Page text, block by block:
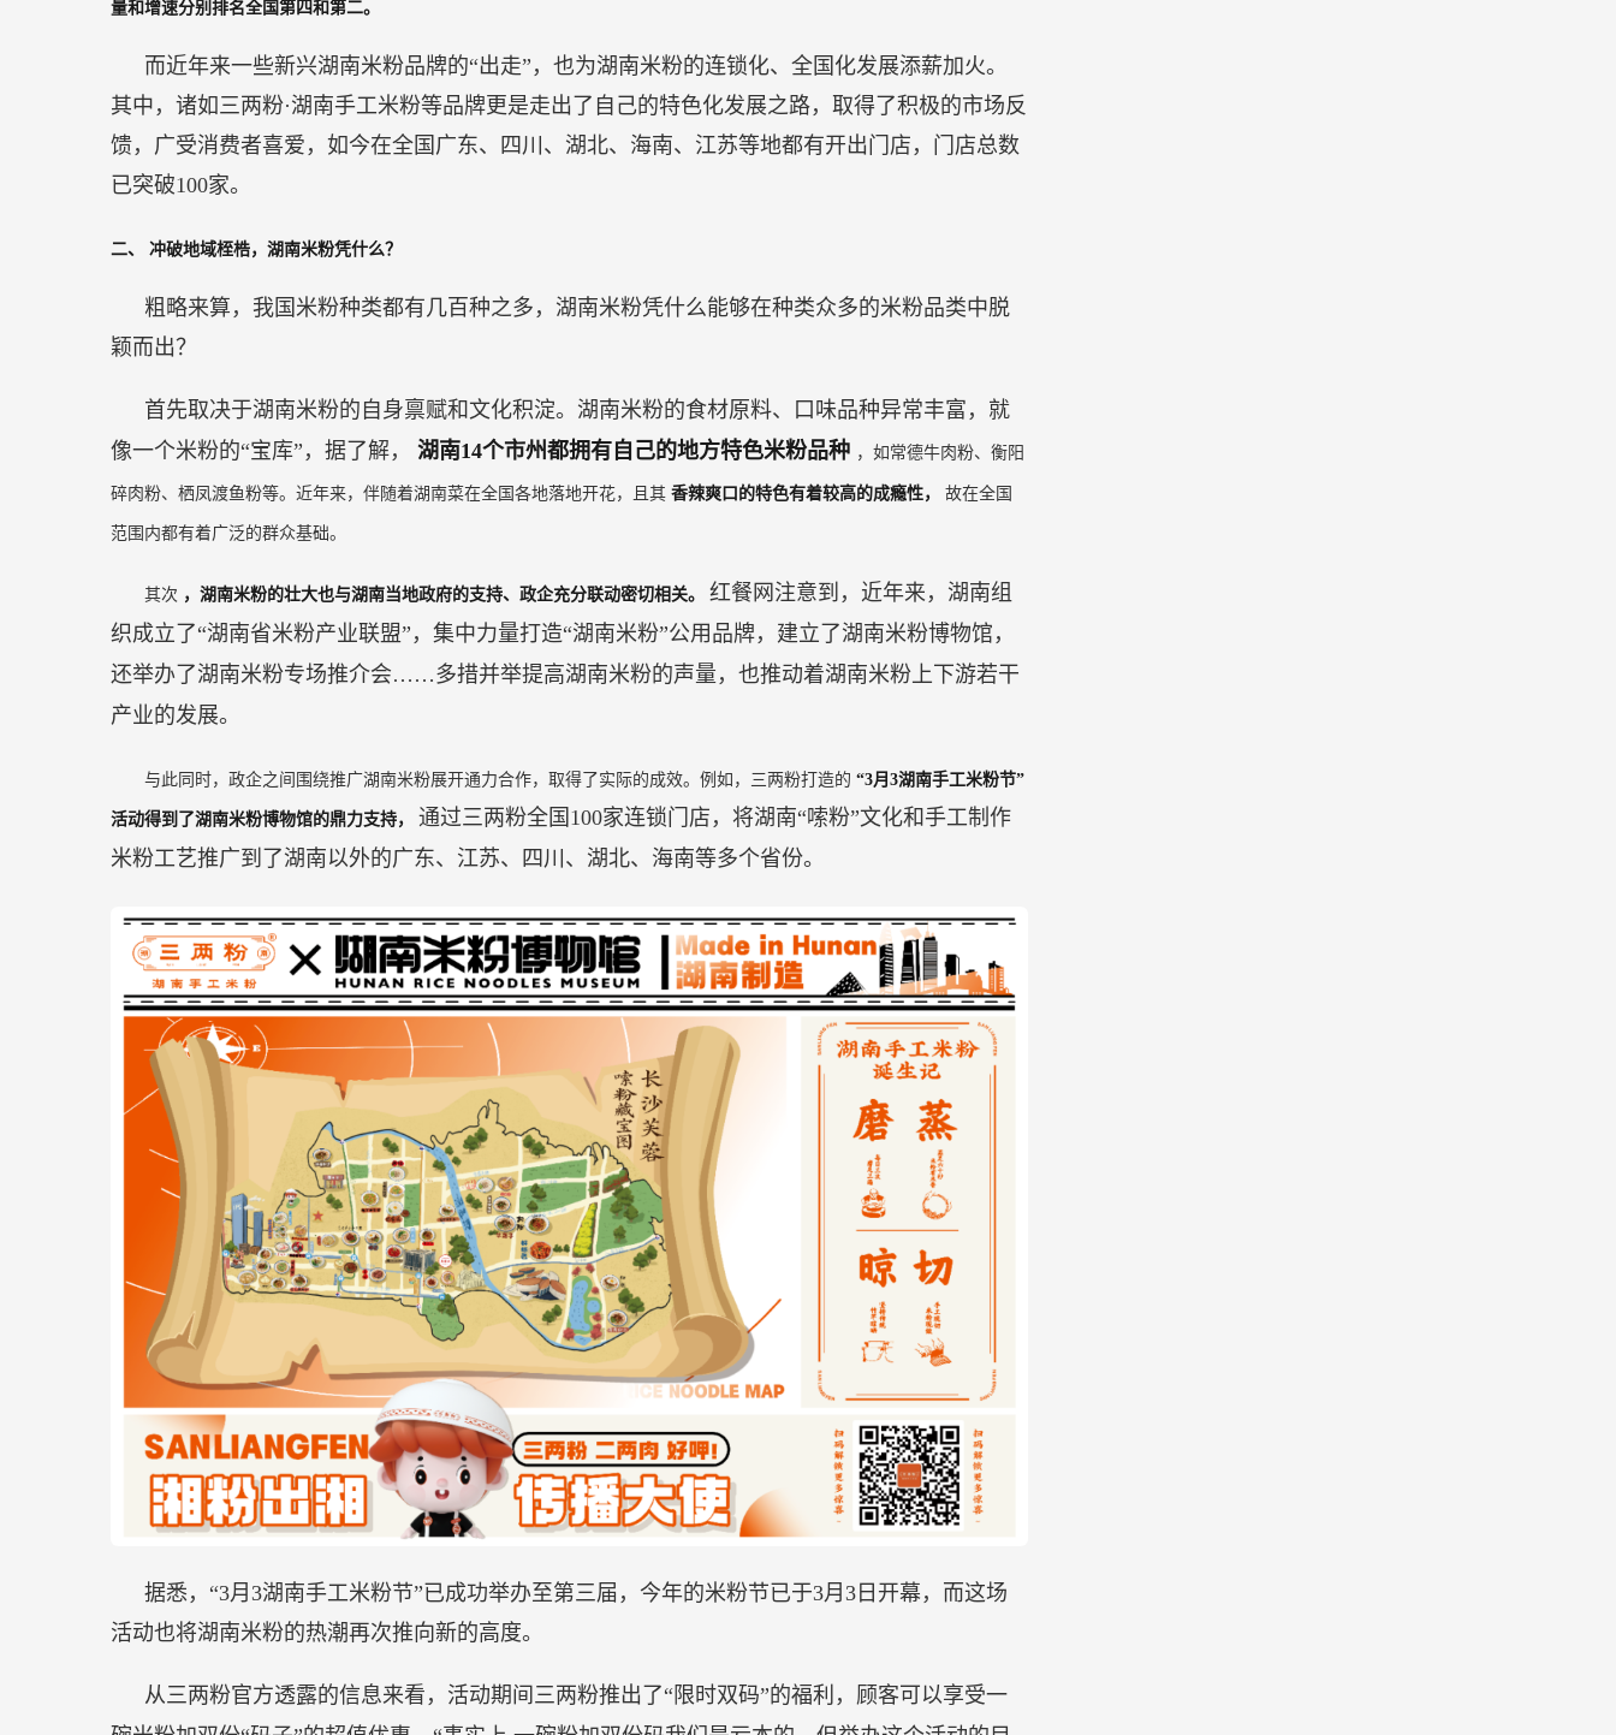
量和增速分别排名全国第四和第二。
而近年来一些新兴湖南米粉品牌的“出走”，也为湖南米粉的连锁化、全国化发展添薪加火。
其中，诸如三两粉·湖南手工米粉等品牌更是走出了自己的特色化发展之路，取得了积极的市场反
馈，广受消费者喜爱，如今在全国广东、四川、湖北、海南、江苏等地都有开出门店，门店总数
已突破100家。
二、 冲破地域桎梏，湖南米粉凭什么？
粗略来算，我国米粉种类都有几百种之多，湖南米粉凭什么能够在种类众多的米粉品类中脱
颖而出？
首先取决于湖南米粉的自身禀赋和文化积淀。湖南米粉的食材原料、口味品种异常丰富，就
像一个米粉的“宝库”，据了解， 湖南14个市州都拥有自己的地方特色米粉品种 ，如常德牛肉粉、衡阳
碎肉粉、栖凤渡鱼粉等。近年来，伴随着湖南菜在全国各地落地开花，且其 香辣爽口的特色有着较高的成瘾性， 故在全国
范围内都有着广泛的群众基础。
其次 ，湖南米粉的壮大也与湖南当地政府的支持、政企充分联动密切相关。 红餐网注意到，近年来，湖南组
织成立了“湖南省米粉产业联盟”，集中力量打造“湖南米粉”公用品牌，建立了湖南米粉博物馆，
还举办了湖南米粉专场推介会……多措并举提高湖南米粉的声量，也推动着湖南米粉上下游若干
产业的发展。
与此同时，政企之间围绕推广湖南米粉展开通力合作，取得了实际的成效。例如，三两粉打造的 “3月3湖南手工米粉节”
活动得到了湖南米粉博物馆的鼎力支持， 通过三两粉全国100家连锁门店，将湖南“嗦粉”文化和手工制作
米粉工艺推广到了湖南以外的广东、江苏、四川、湖北、海南等多个省份。
据悉，“3月3湖南手工米粉节”已成功举办至第三届，今年的米粉节已于3月3日开幕，而这场
活动也将湖南米粉的热潮再次推向新的高度。
从三两粉官方透露的信息来看，活动期间三两粉推出了“限时双码”的福利，顾客可以享受一